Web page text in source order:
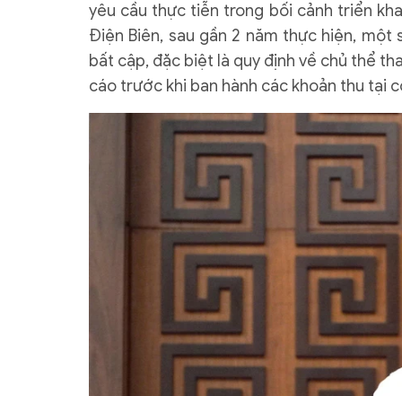
yêu cầu thực tiễn trong bối cảnh triển
Điện Biên, sau gần 2 năm thực hiện,
bất cập, đặc biệt là quy định về chủ thể
cáo trước khi ban hành các khoản thu tại